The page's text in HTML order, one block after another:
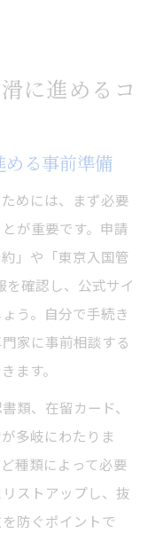
に進めるコ
る事前準備
めには、まず必要
が重要です。申請
」や「東京入国管
を確認し、公式サイ
う。自分で手続き
家に事前相談する
ます。
類、在留カード、
多岐にわたりま
種類によって必要
ストアップし、抜
防ぐポイントで